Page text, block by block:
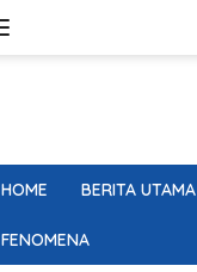
HOME BERITA UTAMA
FENOMENA